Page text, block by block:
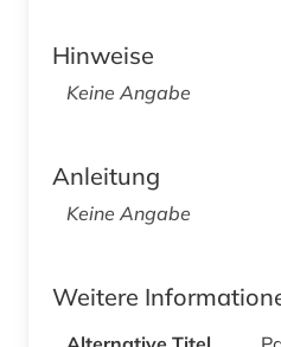
Hinweise
Keine Angabe
Anleitung
Keine Angabe
Weitere